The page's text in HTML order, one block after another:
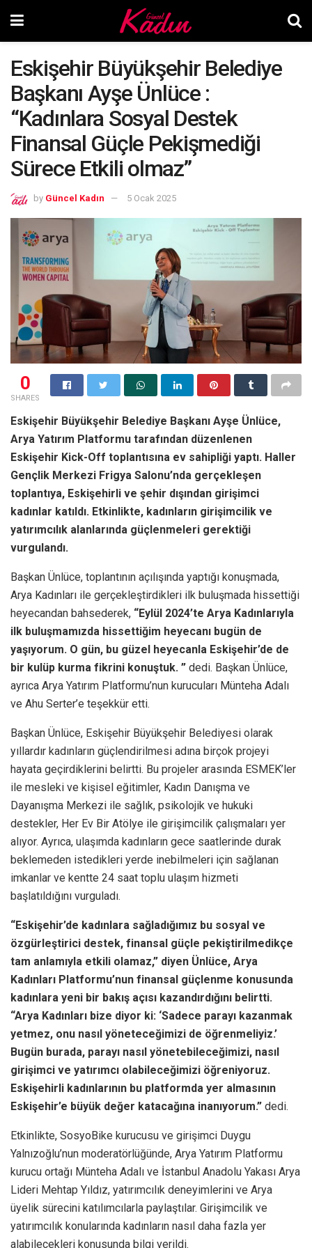
Eskişehir Büyükşehir Belediye
Başkanı Ayşe Ünlüce :
“Kadınlara Sosyal Destek
Finansal Güçle Pekişmediği
Sürece Etkili olmaz”
by Güncel Kadın 5 Ocak 2025
0
SHARES
Eskişehir Büyükşehir Belediye Başkanı Ayşe Ünlüce,
Arya Yatırım Platformu tarafından düzenlenen
Eskişehir Kick-Off toplantısına ev sahipliği yaptı. Haller
Gençlik Merkezi Frigya Salonu’nda gerçekleşen
toplantıya, Eskişehirli ve şehir dışından girişimci
kadınlar katıldı. Etkinlikte, kadınların girişimcilik ve
yatırımcılık alanlarında güçlenmeleri gerektiği
vurgulandı.
Başkan Ünlüce, toplantının açılışında yaptığı konuşmada,
Arya Kadınları ile gerçekleştirdikleri ilk buluşmada hissettiği
heyecandan bahsederek, “Eylül 2024’te Arya Kadınlarıyla
ilk buluşmamızda hissettiğim heyecanı bugün de
yaşıyorum. O gün, bu güzel heyecanla Eskişehir’de de
bir kulüp kurma fikrini konuştuk. ” dedi. Başkan Ünlüce,
ayrıca Arya Yatırım Platformu’nun kurucuları Münteha Adalı
ve Ahu Serter’e teşekkür etti.
Başkan Ünlüce, Eskişehir Büyükşehir Belediyesi olarak
yıllardır kadınların güçlendirilmesi adına birçok projeyi
hayata geçirdiklerini belirtti. Bu projeler arasında ESMEK’ler
ile mesleki ve kişisel eğitimler, Kadın Danışma ve
Dayanışma Merkezi ile sağlık, psikolojik ve hukuki
destekler, Her Ev Bir Atölye ile girişimcilik çalışmaları yer
alıyor. Ayrıca, ulaşımda kadınların gece saatlerinde durak
beklemeden istedikleri yerde inebilmeleri için sağlanan
imkanlar ve kentte 24 saat toplu ulaşım hizmeti
başlatıldığını vurguladı.
“Eskişehir’de kadınlara sağladığımız bu sosyal ve
özgürleştirici destek, finansal güçle pekiştirilmedikçe
tam anlamıyla etkili olamaz,” diyen Ünlüce, Arya
Kadınları Platformu’nun finansal güçlenme konusunda
kadınlara yeni bir bakış açısı kazandırdığını belirtti.
“Arya Kadınları bize diyor ki: ‘Sadece parayı kazanmak
yetmez, onu nasıl yöneteceğimizi de öğrenmeliyiz.’
Bugün burada, parayı nasıl yönetebileceğimizi, nasıl
girişimci ve yatırımcı olabileceğimizi öğreniyoruz.
Eskişehirli kadınlarının bu platformda yer almasının
Eskişehir’e büyük değer katacağına inanıyorum.” dedi.
Etkinlikte, SosyoBike kurucusu ve girişimci Duygu
Yalnızoğlu’nun moderatörlüğünde, Arya Yatırım Platformu
kurucu ortağı Münteha Adalı ve İstanbul Anadolu Yakası Arya
Lideri Mehtap Yıldız, yatırımcılık deneyimlerini ve Arya
üyelik sürecini katılımcılarla paylaştılar. Girişimcilik ve
yatırımcılık konularında kadınların nasıl daha fazla yer
alabilecekleri konusunda bilgi verildi.